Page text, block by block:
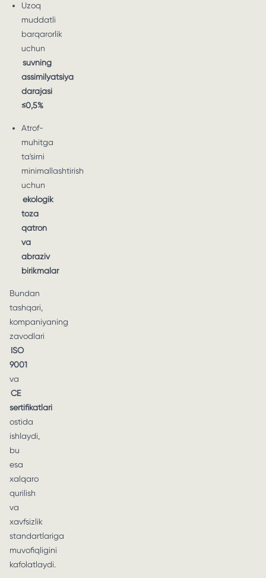
Uzoq
muddatli
barqarorlik
uchun
suvning
assimilyatsiya
darajasi
≤0,5%
Atrof-
muhitga
ta'sirni
minimallashtirish
uchun
ekologik
toza
qatron
va
abraziv
birikmalar
Bundan
tashqari,
kompaniyaning
zavodlari
ISO
9001
va
CE
sertifikatlari
ostida
ishlaydi,
bu
esa
xalqaro
qurilish
va
xavfsizlik
standartlariga
muvofiqligini
kafolatlaydi.